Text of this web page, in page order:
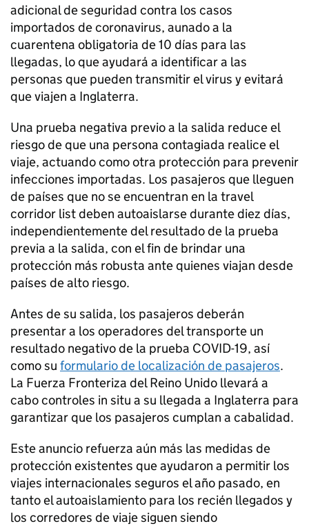
adicional de seguridad contra los casos
importados de coronavirus, aunado a la
cuarentena obligatoria de 10 días para las
llegadas, lo que ayudará a identificar a las
personas que pueden transmitir el virus y evitará
que viajen a Inglaterra.
Una prueba negativa previo a la salida reduce el
riesgo de que una persona contagiada realice el
viaje, actuando como otra protección para prevenir
infecciones importadas. Los pasajeros que lleguen
de países que no se encuentran en la travel
corridor list deben autoaislarse durante diez días,
independientemente del resultado de la prueba
previa a la salida, con el fin de brindar una
protección más robusta ante quienes viajan desde
países de alto riesgo.
Antes de su salida, los pasajeros deberán
presentar a los operadores del transporte un
resultado negativo de la prueba COVID-19, así
como su formulario de localización de pasajeros.
La Fuerza Fronteriza del Reino Unido llevará a
cabo controles in situ a su llegada a Inglaterra para
garantizar que los pasajeros cumplan a cabalidad.
Este anuncio refuerza aún más las medidas de
protección existentes que ayudaron a permitir los
viajes internacionales seguros el año pasado, en
tanto el autoaislamiento para los recién llegados y
los corredores de viaje siguen siendo